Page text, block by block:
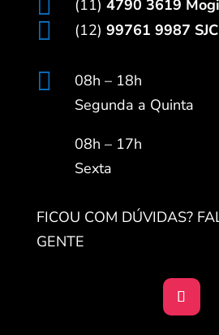
(11) 4790 3619 Mogi
 (12) 99761 9987 SJC

08h – 18h
Segunda a Quinta
08h – 17h
Sexta
FICOU COM DÚVIDAS?
GENTE